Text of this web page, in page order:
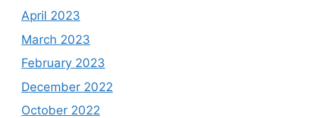
April 2023
March 2023
February 2023
December 2022
October 2022